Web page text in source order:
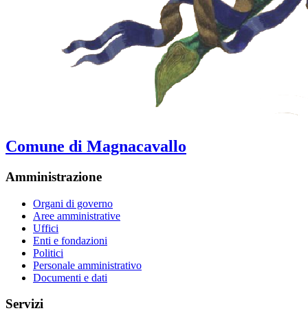
Comune di Magnacavallo
Amministrazione
Organi di governo
Aree amministrative
Uffici
Enti e fondazioni
Politici
Personale amministrativo
Documenti e dati
Servizi